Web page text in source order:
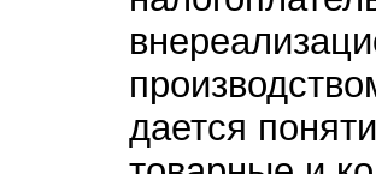
дается